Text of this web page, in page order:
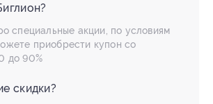
специальные акции, по условиям
приобрести купон со
до 90%
скидки?